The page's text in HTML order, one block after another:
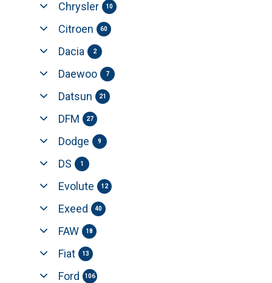
Chrysler 10
Citroen 60
Dacia 2
Daewoo 7
Datsun 21
DFM 27
Dodge 9
DS 1
Evolute 12
Exeed 40
FAW 18
Fiat 13
Ford 106